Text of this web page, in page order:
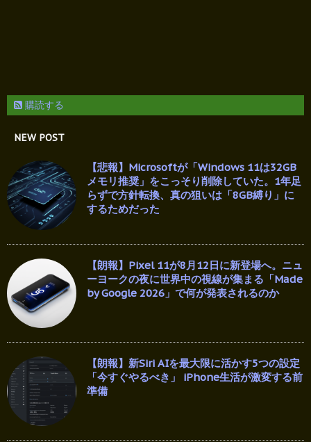
購読する
NEW POST
【悲報】Microsoftが「Windows 11は32GB
メモリ推奨」をこっそり削除していた。1年足
らずで方針転換、真の狙いは「8GB縛り」に
するためだった
【朗報】Pixel 11が8月12日に新登場へ。ニュ
ーヨークの夜に世界中の視線が集まる「Made
by Google 2026」で何が発表されるのか
【朗報】新Siri AIを最大限に活かす5つの設定
「今すぐやるべき」 iPhone生活が激変する前
準備